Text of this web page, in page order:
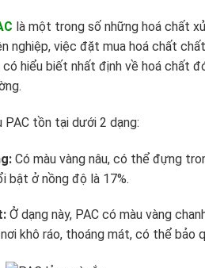
là một trong số những hoá chất
nghiệp, việc đặt mua hoá chất
hiểu biết nhất định về hoá chất
PAC tồn tại dưới 2 dạng:
Có màu vàng nâu, có thể đựng
bật ở nồng độ là 17%.
Ở dạng này, PAC có màu vàng
khô ráo, thoáng mát, có thể bảo